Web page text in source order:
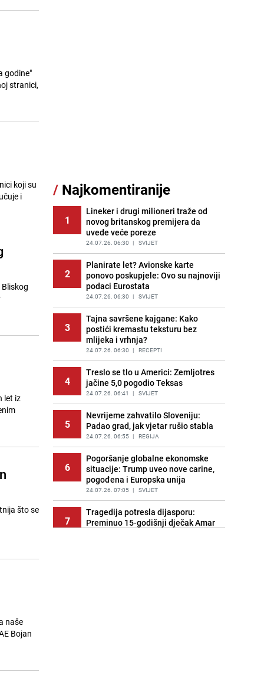
godine"
stranici,
koji su
i
let iz
što se
naše
Bojan
jednostavan desert bez imalo muke
12
Pojavili su vam se mravi u kući? Bez
brige, ovo su najbolji načini da ih se
riješite
PRIJE 2 DANA | ŽIVOT I STIL
13
Kako izgleda travnjak stadiona
Koševo nakon tri koncerta Dine
Merlina
PRIJE 2 DANA | FOTO
14
Tajna savršenog makedonskog
ajvara: Stari recept za kremast i
bogat okus
PRIJE 1 DAN | RECEPTI
15
Ogromna potrošnja vode u dijelu
BiH: Inspektori krenuli u kontrole,
slijede kazne
PRIJE 2 DANA | BOSNA I HERCEGOVINA
/ Najkomentiranije
1
Lineker i drugi milioneri traže od
novog britanskog premijera da
uvede veće poreze
24.07.26. 06:30 | SVIJET
2
Planirate let? Avionske karte
ponovo poskupjele: Ovo su najnoviji
podaci Eurostata
24.07.26. 06:30 | SVIJET
3
Tajna savršene kajgane: Kako
postići kremastu teksturu bez
mlijeka i vrhnja?
24.07.26. 06:30 | RECEPTI
4
Treslo se tlo u Americi: Zemljotres
jačine 5,0 pogodio Teksas
24.07.26. 06:41 | SVIJET
5
Nevrijeme zahvatilo Sloveniju:
Padao grad, jak vjetar rušio stabla
24.07.26. 06:55 | REGIJA
6
Pogoršanje globalne ekonomske
situacije: Trump uveo nove carine,
pogođena i Europska unija
24.07.26. 07:05 | SVIJET
7
Tragedija potresla dijasporu:
Preminuo 15-godišnji dječak Amar